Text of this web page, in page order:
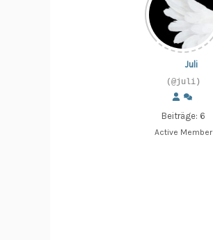
Juli
(@juli)
Beiträge: 6
Active Member